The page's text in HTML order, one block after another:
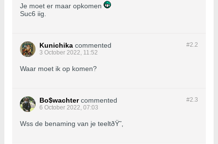
Je moet er maar opkomen
Suc6 iig.
#2.2
Kunichika commented
3 October 2022, 11:52
Waar moet ik op komen?
#2.3
Bo$wachter commented
6 October 2022, 07:03
Wss de benaming van je teeltðŸ˜‚